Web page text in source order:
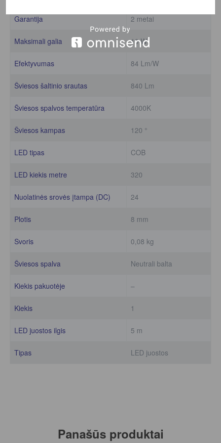
Garantija 2 metai
Maksimali galia 10 W
Efektyvumas 84 Lm/W
Šviesos šaltinio srautas 840 Lm
Šviesos spalvos temperatūra 4000K
Šviesos kampas 120 °
LED tipas COB
LED kiekis metre 320
Nuolatinės srovės įtampa (DC) 24
Plotis 8 mm
Svoris 0,08 kg
Šviesos spalva Neutrali balta
Kiekis pakuotėje –
Kiekis 1
LED juostos ilgis 5 m
Tipas LED juostos
Panašūs produktai